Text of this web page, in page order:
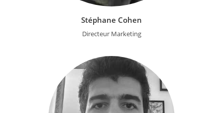
Stéphane Cohen
Directeur Marketing